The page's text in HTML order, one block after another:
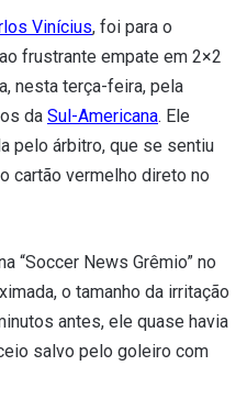
Vinícius, foi para o
frustrante empate em 2×2
nesta terça-feira, pela
da Sul-Americana. Ele
pelo árbitro, que se sentiu
cartão vermelho direto no
“Soccer News Grêmio” no
o tamanho da irritação
antes, ele quase havia
salvo pelo goleiro com